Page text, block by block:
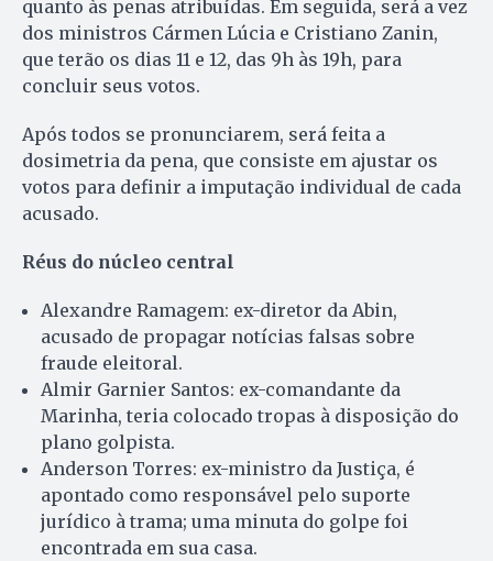
quanto às penas atribuídas. Em seguida, será a vez
dos ministros Cármen Lúcia e Cristiano Zanin,
que terão os dias 11 e 12, das 9h às 19h, para
concluir seus votos.
Após todos se pronunciarem, será feita a
dosimetria da pena, que consiste em ajustar os
votos para definir a imputação individual de cada
acusado.
Réus do núcleo central
Alexandre Ramagem: ex-diretor da Abin,
acusado de propagar notícias falsas sobre
fraude eleitoral.
Almir Garnier Santos: ex-comandante da
Marinha, teria colocado tropas à disposição do
plano golpista.
Anderson Torres: ex-ministro da Justiça, é
apontado como responsável pelo suporte
jurídico à trama; uma minuta do golpe foi
encontrada em sua casa.